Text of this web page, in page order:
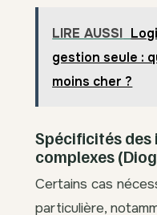
LIRE AUSSI
gestion seule :
moins cher ?
Spécificités
complexes
Certains cas
particulière,